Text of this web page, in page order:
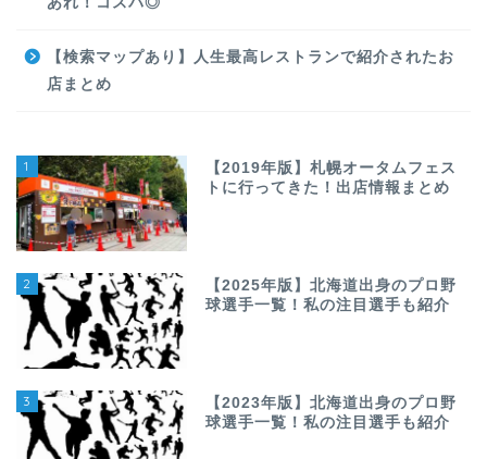
【検索マップあり】人生最高レストランで紹介されたお
店まとめ
1
【2019年版】札幌オータムフェス
トに行ってきた！出店情報まとめ
2
【2025年版】北海道出身のプロ野
球選手一覧！私の注目選手も紹介
3
【2023年版】北海道出身のプロ野
球選手一覧！私の注目選手も紹介